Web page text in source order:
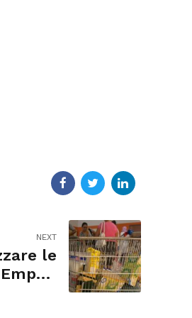
NEXT
le